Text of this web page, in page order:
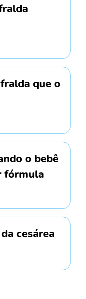
que o
o bebê
fórmula
cesárea